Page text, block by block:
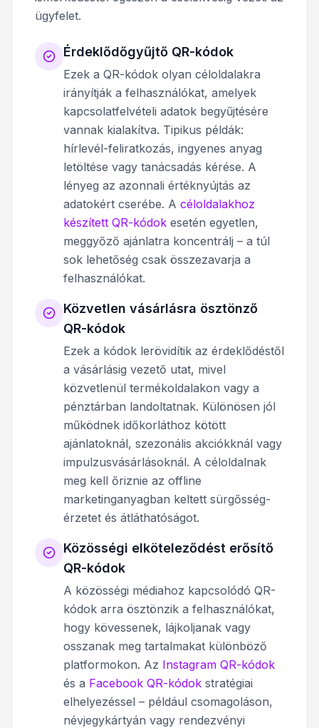
ügyfelet.
Érdeklődőgyűjtő QR-kódok
Ezek a QR-kódok olyan céloldalakra
irányítják a felhasználókat, amelyek
kapcsolatfelvételi adatok begyűjtésére
vannak kialakítva. Tipikus példák:
hírlevél-feliratkozás, ingyenes anyag
letöltése vagy tanácsadás kérése. A
lényeg az azonnali értéknyújtás az
adatokért cserébe. A céloldalakhoz
készített QR-kódok esetén egyetlen,
meggyőző ajánlatra koncentrálj – a túl
sok lehetőség csak összezavarja a
felhasználókat.
Közvetlen vásárlásra ösztönző
QR-kódok
Ezek a kódok lerövidítik az érdeklődéstől
a vásárlásig vezető utat, mivel
közvetlenül termékoldalakon vagy a
pénztárban landoltatnak. Különösen jól
működnek időkorláthoz kötött
ajánlatoknál, szezonális akciókknál vagy
impulzusvásárlásoknál. A céloldalnak
meg kell őriznie az offline
marketinganyagban keltett sürgősség-
érzetet és átláthatóságot.
Közösségi elköteleződést erősítő
QR-kódok
A közösségi médiahoz kapcsolódó QR-
kódok arra ösztönzik a felhasználókat,
hogy kövessenek, lájkoljanak vagy
osszanak meg tartalmakat különböző
platformokon. Az Instagram QR-kódok
és a Facebook QR-kódok stratégiai
elhelyezéssel – például csomagoláson,
névjegykártyán vagy rendezvényi